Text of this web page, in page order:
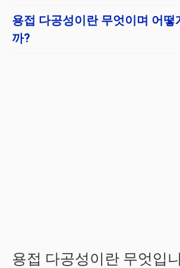
용접 다공성이란 무엇이며 어떻
까?
용접 다공성이란 무엇입